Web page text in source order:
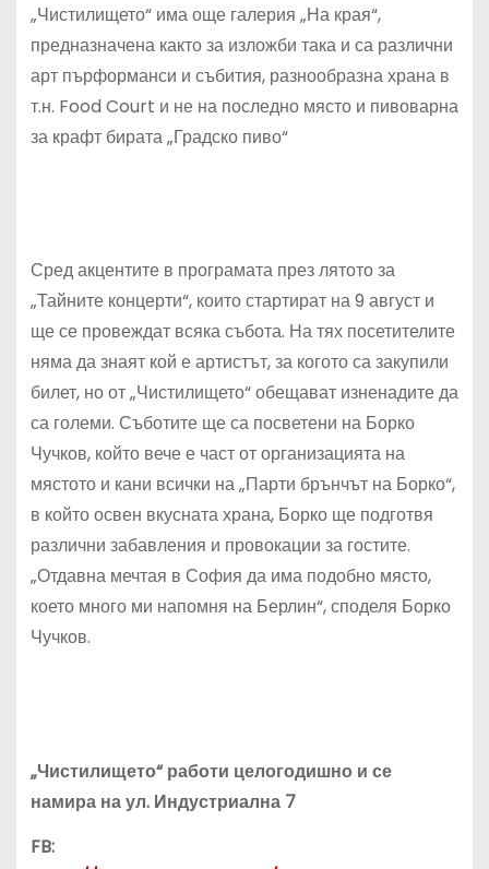
„Чистилището“ има още галерия „На края“,
предназначена както за изложби така и са различни
арт пърформанси и събития, разнообразна храна в
т.н. Food Court и не на последно място и пивоварна
за крафт бирата „Градско пиво“
Сред акцентите в програмата през лятото за
„Тайните концерти“, които стартират на 9 август и
ще се провеждат всяка събота. На тях посетителите
няма да знаят кой е артистът, за когото са закупили
билет, но от „Чистилището“ обещават изненадите да
са големи. Съботите ще са посветени на Борко
Чучков, който вече е част от организацията на
мястото и кани всички на „Парти брънчът на Борко“,
в който освен вкусната храна, Борко ще подготвя
различни забавления и провокации за гостите.
„Отдавна мечтая в София да има подобно място,
което много ми напомня на Берлин“, споделя Борко
Чучков.
„Чистилището“ работи целогодишно и се
намира на ул. Индустриална 7
FB: